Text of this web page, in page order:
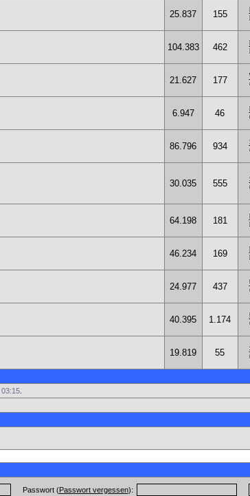
25.837 155
104.383 462
21.627 177
6.947 46
86.796 934
30.035 555
64.198 181
46.234 169
24.977 437
40.395 1.174
19.819 55
03:15.
Passwort (Passwort vergessen):